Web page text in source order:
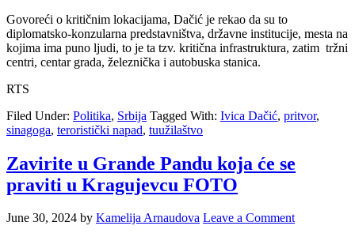
Govoreći o kritičnim lokacijama, Dačić je rekao da su to
diplomatsko-konzularna predstavništva, državne institucije, mesta na
kojima ima puno ljudi, to je ta tzv. kritična infrastruktura, zatim tržni
centri, centar grada, železnička i autobuska stanica.
RTS
Filed Under: Politika, Srbija Tagged With: Ivica Dačić, pritvor,
sinagoga, teroristički napad, tuužilaštvo
Zavirite u Grande Pandu koja će se
praviti u Kragujevcu FOTO
June 30, 2024 by Kamelija Arnaudova Leave a Comment